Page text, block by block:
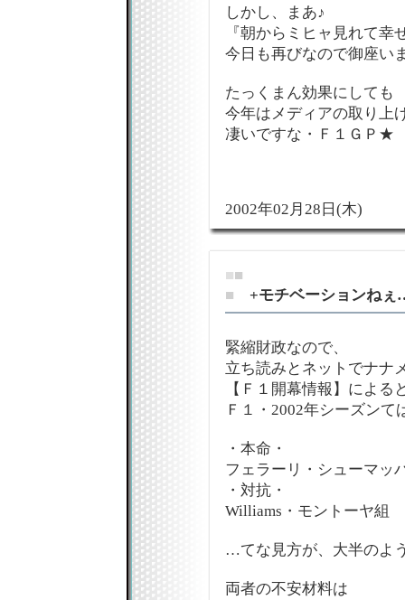
しかし、まあ♪
『朝からミヒャ見れて幸
今日も再びなので御座い
たっくまん効果にしても
今年はメディアの取り上
凄いですな・Ｆ１ＧＰ★
2002年02月28日(木)
■■
■
+モチベーションね
緊縮財政なので、
立ち読みとネットでナナ
【Ｆ１開幕情報】による
Ｆ１・2002年シーズンて
・本命・
フェラーリ・シューマッ
・対抗・
Williams・モントーヤ組
…てな見方が、大半のよ
両者の不安材料は